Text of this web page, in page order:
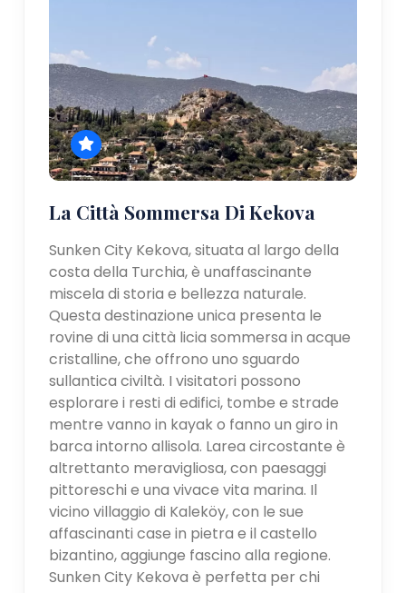
La Città Sommersa Di Kekova
Sunken City Kekova, situata al largo della
costa della Turchia, è unaffascinante
miscela di storia e bellezza naturale.
Questa destinazione unica presenta le
rovine di una città licia sommersa in acque
cristalline, che offrono uno sguardo
sullantica civiltà. I visitatori possono
esplorare i resti di edifici, tombe e strade
mentre vanno in kayak o fanno un giro in
barca intorno allisola. Larea circostante è
altrettanto meravigliosa, con paesaggi
pittoreschi e una vivace vita marina. Il
vicino villaggio di Kaleköy, con le sue
affascinanti case in pietra e il castello
bizantino, aggiunge fascino alla regione.
Sunken City Kekova è perfetta per chi